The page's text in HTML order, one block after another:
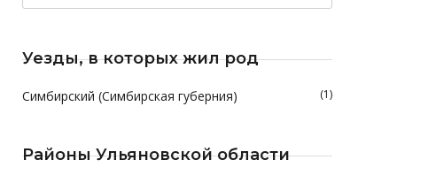
Уезды, в которых жил род
Симбирский (Симбирская губерния) (1)
Районы Ульяновской области